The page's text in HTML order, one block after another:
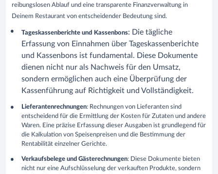
reibungslosen Ablauf und eine transparente Finanzverwaltung in
Deinem Restaurant von entscheidender Bedeutung sind.
Tageskassenberichte und Kassenbons: Die tägliche
Erfassung von Einnahmen über Tageskassenberichte
und Kassenbons ist fundamental. Diese Dokumente
dienen nicht nur als Nachweis für den Umsatz,
sondern ermöglichen auch eine Überprüfung der
Kassenführung auf Richtigkeit und Vollständigkeit.
Lieferantenrechnungen: Rechnungen von Lieferanten sind
entscheidend für die Ermittlung der Kosten für Zutaten und andere
Waren. Eine präzise Erfassung dieser Ausgaben ist grundlegend für
die Kalkulation von Speisenpreisen und die Bestimmung der
Rentabilität einzelner Gerichte.
Verkaufsbelege und Gästerechnungen: Diese Dokumente bieten
nicht nur eine Aufschlüsselung der verkauften Produkte, sondern